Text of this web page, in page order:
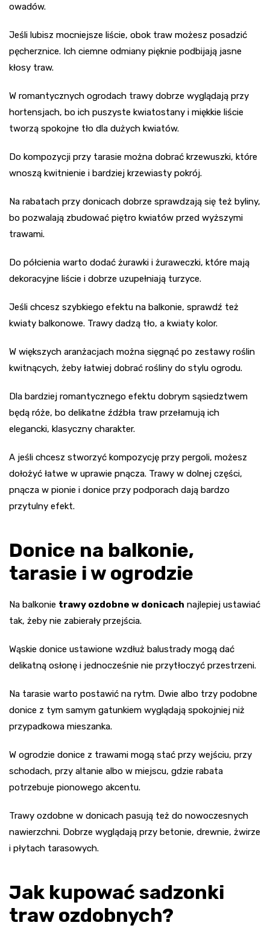
owadów.
Jeśli lubisz mocniejsze liście, obok traw możesz posadzić
pęcherznice. Ich ciemne odmiany pięknie podbijają jasne
kłosy traw.
W romantycznych ogrodach trawy dobrze wyglądają przy
hortensjach, bo ich puszyste kwiatostany i miękkie liście
tworzą spokojne tło dla dużych kwiatów.
Do kompozycji przy tarasie można dobrać krzewuszki, które
wnoszą kwitnienie i bardziej krzewiasty pokrój.
Na rabatach przy donicach dobrze sprawdzają się też byliny,
bo pozwalają zbudować piętro kwiatów przed wyższymi
trawami.
Do półcienia warto dodać żurawki i żuraweczki, które mają
dekoracyjne liście i dobrze uzupełniają turzyce.
Jeśli chcesz szybkiego efektu na balkonie, sprawdź też
kwiaty balkonowe. Trawy dadzą tło, a kwiaty kolor.
W większych aranżacjach można sięgnąć po zestawy roślin
kwitnących, żeby łatwiej dobrać rośliny do stylu ogrodu.
Dla bardziej romantycznego efektu dobrym sąsiedztwem
będą róże, bo delikatne źdźbła traw przełamują ich
elegancki, klasyczny charakter.
A jeśli chcesz stworzyć kompozycję przy pergoli, możesz
dołożyć łatwe w uprawie pnącza. Trawy w dolnej części,
pnącza w pionie i donice przy podporach dają bardzo
przytulny efekt.
Donice na balkonie,
tarasie i w ogrodzie
Na balkonie trawy ozdobne w donicach najlepiej ustawiać
tak, żeby nie zabierały przejścia.
Wąskie donice ustawione wzdłuż balustrady mogą dać
delikatną osłonę i jednocześnie nie przytłoczyć przestrzeni.
Na tarasie warto postawić na rytm. Dwie albo trzy podobne
donice z tym samym gatunkiem wyglądają spokojniej niż
przypadkowa mieszanka.
W ogrodzie donice z trawami mogą stać przy wejściu, przy
schodach, przy altanie albo w miejscu, gdzie rabata
potrzebuje pionowego akcentu.
Trawy ozdobne w donicach pasują też do nowoczesnych
nawierzchni. Dobrze wyglądają przy betonie, drewnie, żwirze
i płytach tarasowych.
Jak kupować sadzonki
traw ozdobnych?